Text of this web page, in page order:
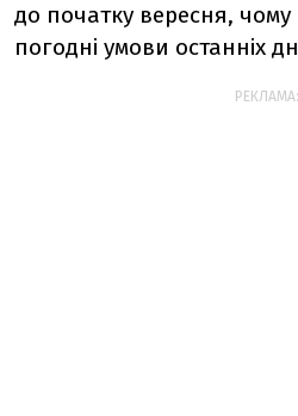
до початку вересня,
погодні умови останніх
РЕКЛАМА: